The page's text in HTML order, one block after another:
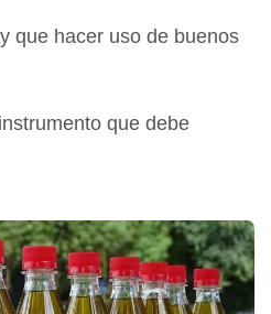
que hacer uso de buenos
que debe